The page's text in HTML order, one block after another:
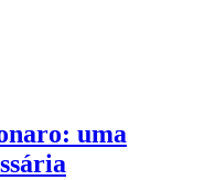
uma